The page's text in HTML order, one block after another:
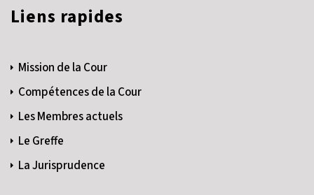
Liens rapides
Mission de la Cour
Compétences de la Cour
Les Membres actuels
Le Greffe
La Jurisprudence